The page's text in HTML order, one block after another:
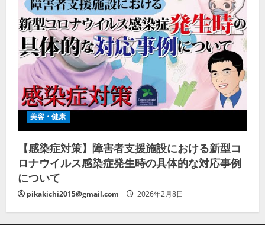
美容・健康
【感染症対策】障害者支援施設における新型コ
ロナウイルス感染症発生時の具体的な対応事例
について
pikakichi2015@gmail.com 2026年2月8日